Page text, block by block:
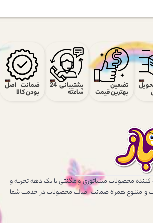
تضمین
بهترین قیمت
پشتیبانی 24
ساعته
ضمانت اصل
بودن کالا
کننده محصولات مینیاتوری و مگنتی با یک دهه تجربه و
و متنوع همراه ضمانت اصالت محصولات در خدمت شما